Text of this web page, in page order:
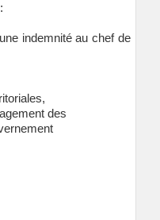
indemnité au chef de
des